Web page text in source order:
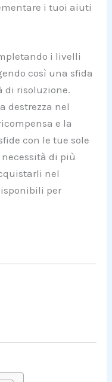
i tuoi aiuti
i livelli
così una sfida
di risoluzione.
destrezza nel
e la
con le tue sole
di più
nel
per